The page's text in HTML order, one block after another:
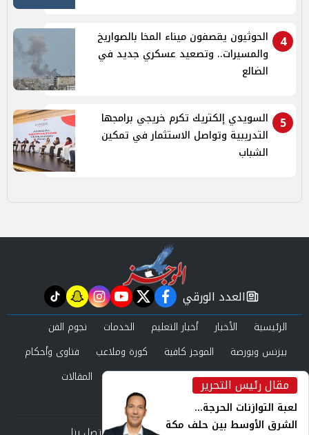
4
الحوثيون يقصفون ميناء المخا بالصواريخ
والمسيرات.. وتصعيد عسكري جديد في
الضالع
5
السويدي إلكتريك تكرم خريجي برامجها
التدريبية وتواصل الاستثمار في تمكين
الشباب
مقال رئيس التحرير
لعبة التوازنات الحرجة...
الشرق الأوسط بين حلف مكة
newspaper
العدد الورقي facebook
twitter
youtube
instagram
snapchat
tiktok
الرئيسية الأخبار أخبار التعليم الخدمات
نجوم الفن
بيزنس وبورصة
الموجز كافية كورة وملاعب
فتاوى وأحكام
صحة وجمال
عرب وعالم حوادث ومحاكم
المقالات
العدد الورقي